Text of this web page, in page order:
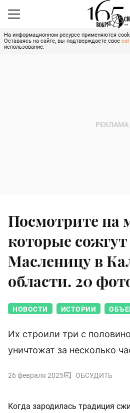
На информационном ресурсе применяются
Оставаясь на сайте, вы подтверждаете свое
использование.
Посмотрите на
которые
Масленицу в
области. 20
НОВОСТИ ИСТОРИИ
Их строили три с
уничтожат за несколько
26 февраля 2025 ОБСУДИТЬ
Когда зародилась традиция